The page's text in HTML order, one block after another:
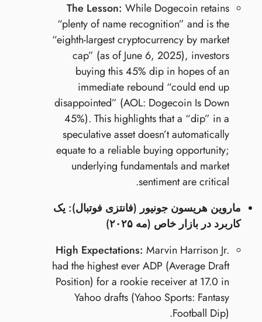
The Lesson: While Dogecoin retains
“plenty of name recognition” and is the
“eighth-largest cryptocurrency by market
cap” (as of June 6, 2025), investors
buying this 45% dip in hopes of an
immediate rebound “could end up
disappointed” (AOL: Dogecoin Is Down
45%). This highlights that a “dip” in a
speculative asset doesn’t automatically
equate to a reliable buying opportunity;
underlying fundamentals and market
sentiment are critical.
ماروین هریسون جونیور (فانتزی فوتبال): یک
کاربرد در بازار خاص (مه ۲۰۲۵)
High Expectations: Marvin Harrison Jr.
had the highest ever ADP (Average Draft
Position) for a rookie receiver at 17.0 in
Yahoo drafts (Yahoo Sports: Fantasy
Football Dip).